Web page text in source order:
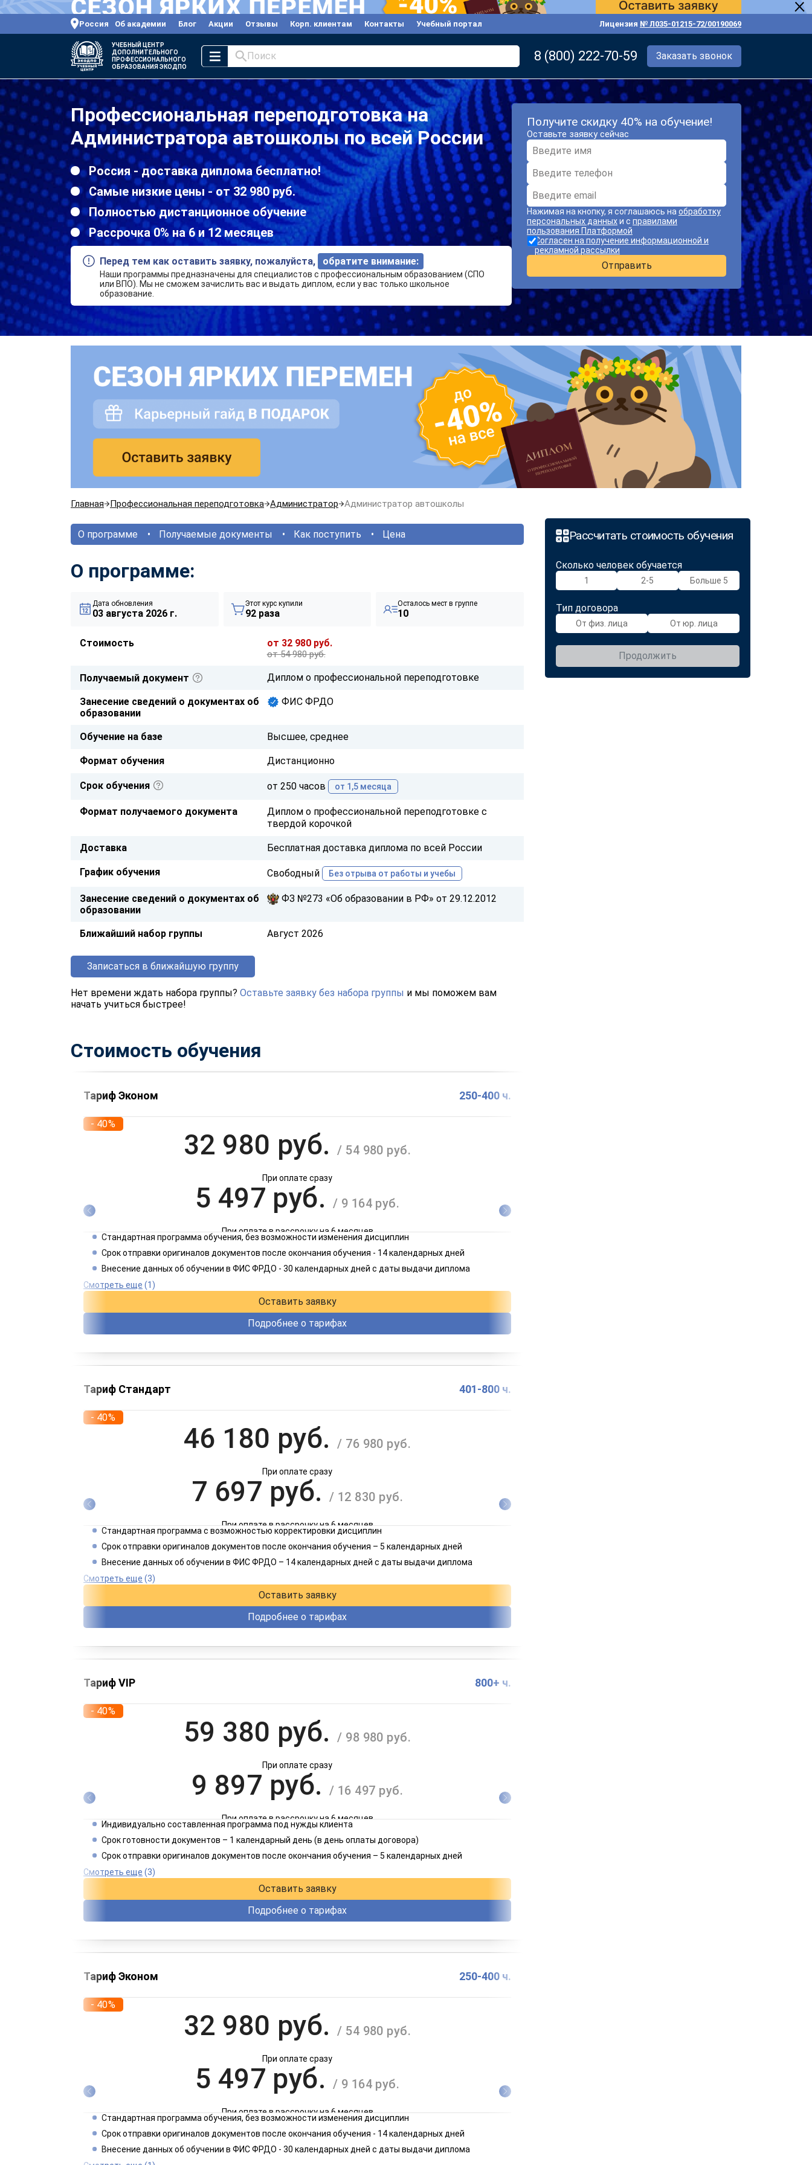
Россия Об академии Блог Акции Отзывы Корп. клиентам Контакты Учебный портал Лицензия № Л035-01215-72/00190069
УЧЕБНЫЙ ЦЕНТР
ДОПОЛНИТЕЛЬНОГО
ПРОФЕССИОНАЛЬНОГО
ОБРАЗОВАНИЯ ЭКОДПО
Поиск 8 (800) 222-70-59 Заказать звонок
Профессиональная переподготовка на
Администратора автошколы по всей России
Россия - доставка диплома бесплатно!
Самые низкие цены - от 32 980 руб.
Полностью дистанционное обучение
Рассрочка 0% на 6 и 12 месяцев
Перед тем как оставить заявку, пожалуйста, обратите внимание:
Наши программы предназначены для специалистов с профессиональным образованием (СПО
или ВПО). Мы не сможем зачислить вас и выдать диплом, если у вас только школьное
образование.
Получите скидку 40% на обучение!
Оставьте заявку сейчас
Нажимая на кнопку, я соглашаюсь на обработку
персональных данныхи с правилами
пользования Платформой
Согласен на получение информационной и
рекламной рассылки
Отправить
Главная Профессиональная переподготовка Администратор Администратор автошколы
Рассчитать стоимость обучения
Сколько человек обучается
1 2-5 Больше 5
Тип договора
От физ. лица От юр. лица
Продолжить
О программе Получаемые документы Как поступить Цена
О программе:
Дата обновления
03 августа 2026 г.
Этот курс купили
92 раза
Осталось мест в группе
10
Стоимость от 32 980 руб.
от 54 980 руб.
Получаемый документ Диплом о профессиональной переподготовке
Занесение сведений о документах об
образовании
ФИС ФРДО
Обучение на базе Высшее, среднее
Формат обучения Дистанционно
Срок обучения от 250 часов от 1,5 месяца
Формат получаемого документа
Диплом о профессиональной переподготовке с
твердой корочкой
Доставка Бесплатная доставка диплома по всей России
График обучения Свободный Без отрыва от работы и учебы
Занесение сведений о документах об
образовании
ФЗ №273 «Об образовании в РФ» от 29.12.2012
Ближайший набор группы Август 2026
Записаться в ближайшую группу
Нет времени ждать набора группы? Оставьте заявку без набора группы и мы поможем вам
начать учиться быстрее!
Стоимость обучения
Тариф Эконом 250-400 ч.
- 40%
32 980 руб./ 54 980 руб.
При оплате сразу
5 497 руб. / 9 164 руб.
При оплате в рассрочку на 6 месяцев
2 749 руб./ 4 582 руб.
Стандартная программа обучения, без возможности изменения дисциплин
Срок отправки оригиналов документов после окончания обучения - 14 календарных дней
Внесение данных об обучении в ФИС ФРДО - 30 календарных дней с даты выдачи диплома
Смотреть еще (1)
Оставить заявку
Подробнее о тарифах
Тариф Стандарт 401-800 ч.
- 40%
46 180 руб./ 76 980 руб.
При оплате сразу
7 697 руб./ 12 830 руб.
При оплате в рассрочку на 6 месяцев
3 849 руб./ 6 415 руб.
Стандартная программа с возможностью корректировки дисциплин
Срок отправки оригиналов документов после окончания обучения – 5 календарных дней
Внесение данных об обучении в ФИС ФРДО – 14 календарных дней с даты выдачи диплома
Смотреть еще (3)
Оставить заявку
Подробнее о тарифах
Тариф VIP 800+ ч.
- 40%
59 380 руб./ 98 980 руб.
При оплате сразу
9 897 руб./ 16 497 руб.
При оплате в рассрочку на 6 месяцев
4 949 руб./ 8 249 руб.
Индивидуально составленная программа под нужды клиента
Срок готовности документов – 1 календарный день (в день оплаты договора)
Срок отправки оригиналов документов после окончания обучения – 5 календарных дней
Смотреть еще (3)
Оставить заявку
Подробнее о тарифах
Тариф Эконом 250-400 ч.
- 40%
32 980 руб./ 54 980 руб.
При оплате сразу
5 497 руб. / 9 164 руб.
При оплате в рассрочку на 6 месяцев
2 749 руб./ 4 582 руб.
Стандартная программа обучения, без возможности изменения дисциплин
Срок отправки оригиналов документов после окончания обучения - 14 календарных дней
Внесение данных об обучении в ФИС ФРДО - 30 календарных дней с даты выдачи диплома